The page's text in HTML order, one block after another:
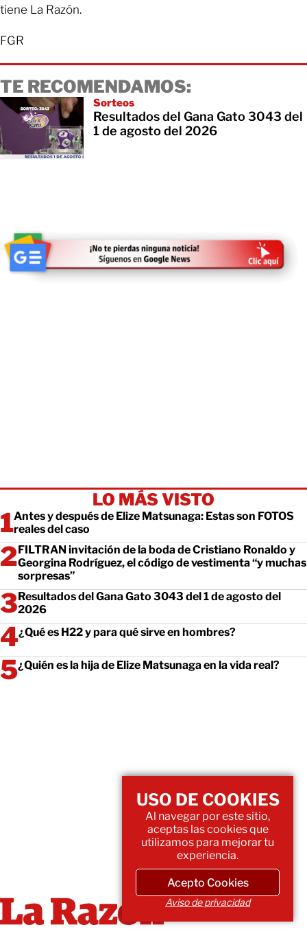
tiene La Razón.
FGR
TE RECOMENDAMOS:
Sorteos
Resultados del Gana Gato 3043 del
1 de agosto del 2026
LO MÁS VISTO
Antes y después de Elize Matsunaga: Estas son FOTOS
reales del caso
FILTRAN invitación de la boda de Cristiano Ronaldo y
Georgina Rodríguez, el código de vestimenta “y muchas
sorpresas”
Resultados del Gana Gato 3043 del 1 de agosto del
2026
¿Qué es H22 y para qué sirve en hombres?
¿Quién es la hija de Elize Matsunaga en la vida real?
USO DE COOKIES
Al navegar por este sitio,
aceptas las cookies que
utilizamos para mejorar tu
experiencia.
Acepto Cookies
Aviso de privacidad